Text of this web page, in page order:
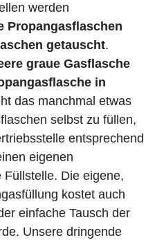
werden
Propangasflaschen
getauscht.
graue Gasflasche
in
das manchmal etwas
selbst zu füllen,
entsprechend
eigenen
Die eigene,
kostet auch
einfache Tausch der
Unsere dringende